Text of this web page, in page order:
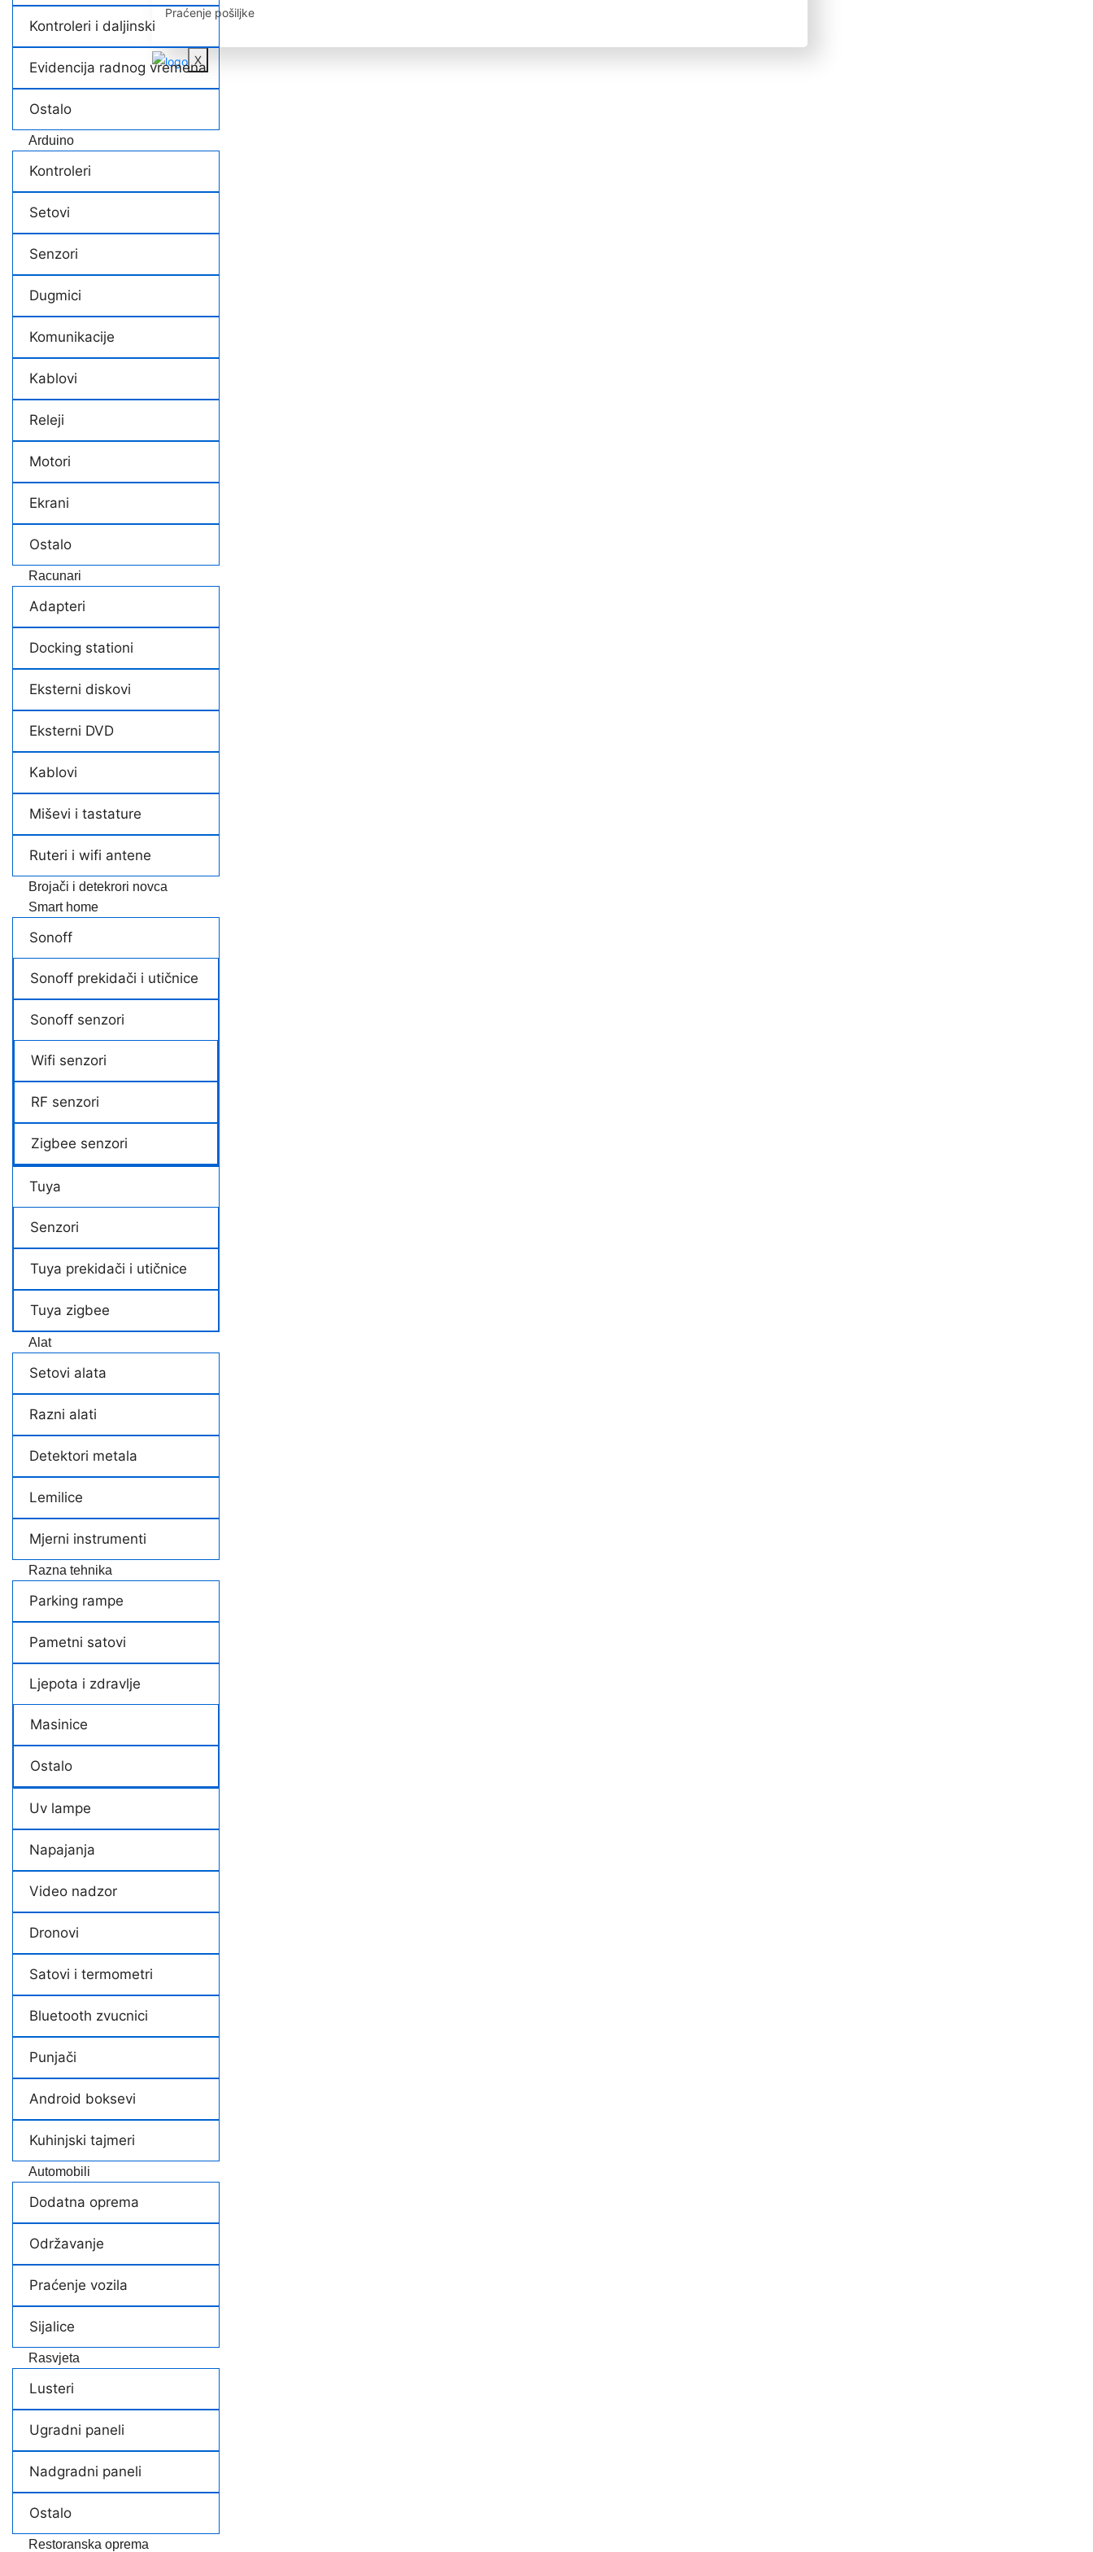
Praćenje pošiljke
X
Kontroleri i daljinski
Evidencija radnog vremena
Ostalo
Arduino
Kontroleri
Setovi
Senzori
Dugmici
Komunikacije
Kablovi
Releji
Motori
Ekrani
Ostalo
Racunari
Adapteri
Docking stationi
Eksterni diskovi
Eksterni DVD
Kablovi
Miševi i tastature
Ruteri i wifi antene
Brojači i detekrori novca
Smart home
Sonoff
Sonoff prekidači i utičnice
Sonoff senzori
Wifi senzori
RF senzori
Zigbee senzori
Tuya
Senzori
Tuya prekidači i utičnice
Tuya zigbee
Alat
Setovi alata
Razni alati
Detektori metala
Lemilice
Mjerni instrumenti
Razna tehnika
Parking rampe
Pametni satovi
Ljepota i zdravlje
Masinice
Ostalo
Uv lampe
Napajanja
Video nadzor
Dronovi
Satovi i termometri
Bluetooth zvucnici
Punjači
Android boksevi
Kuhinjski tajmeri
Automobili
Dodatna oprema
Održavanje
Praćenje vozila
Sijalice
Rasvjeta
Lusteri
Ugradni paneli
Nadgradni paneli
Ostalo
Restoranska oprema